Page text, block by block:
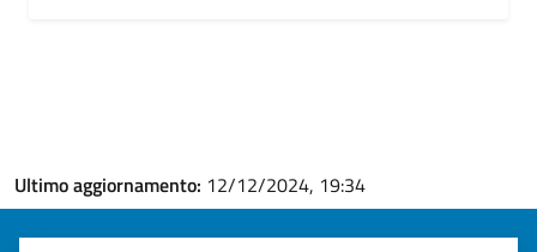
Ultimo aggiornamento: 12/12/2024, 19:34